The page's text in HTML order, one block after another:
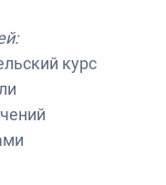
курс